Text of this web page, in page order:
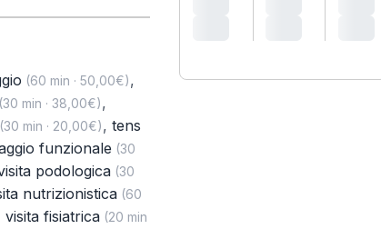
(60 min · 50,00€),
min · 38,00€),
(30 min · 20,00€), tens
funzionale (30
podologica(30
nutrizionistica(60
visita fisiatrica(20 min